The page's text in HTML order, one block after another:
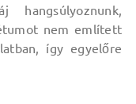
hangsúlyoznunk,
nem említett
így egyelőre